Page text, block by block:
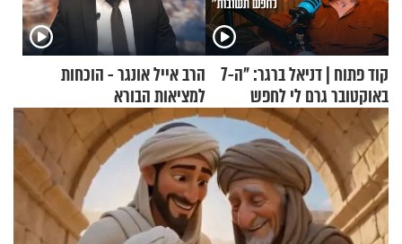
קוד פתוח | דניאל ברגר: "ה-7
באוקטובר גרם לי לחפש
תשובות"
הרב אייל אונגר - הוכחות
למציאות הבורא